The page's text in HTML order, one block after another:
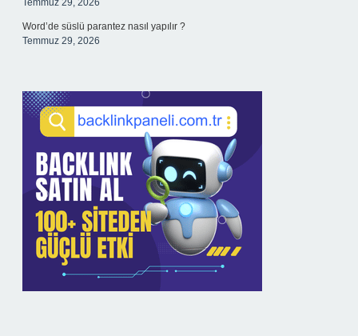
Temmuz 29, 2026
Word’de süslü parantez nasıl yapılır ?
Temmuz 29, 2026